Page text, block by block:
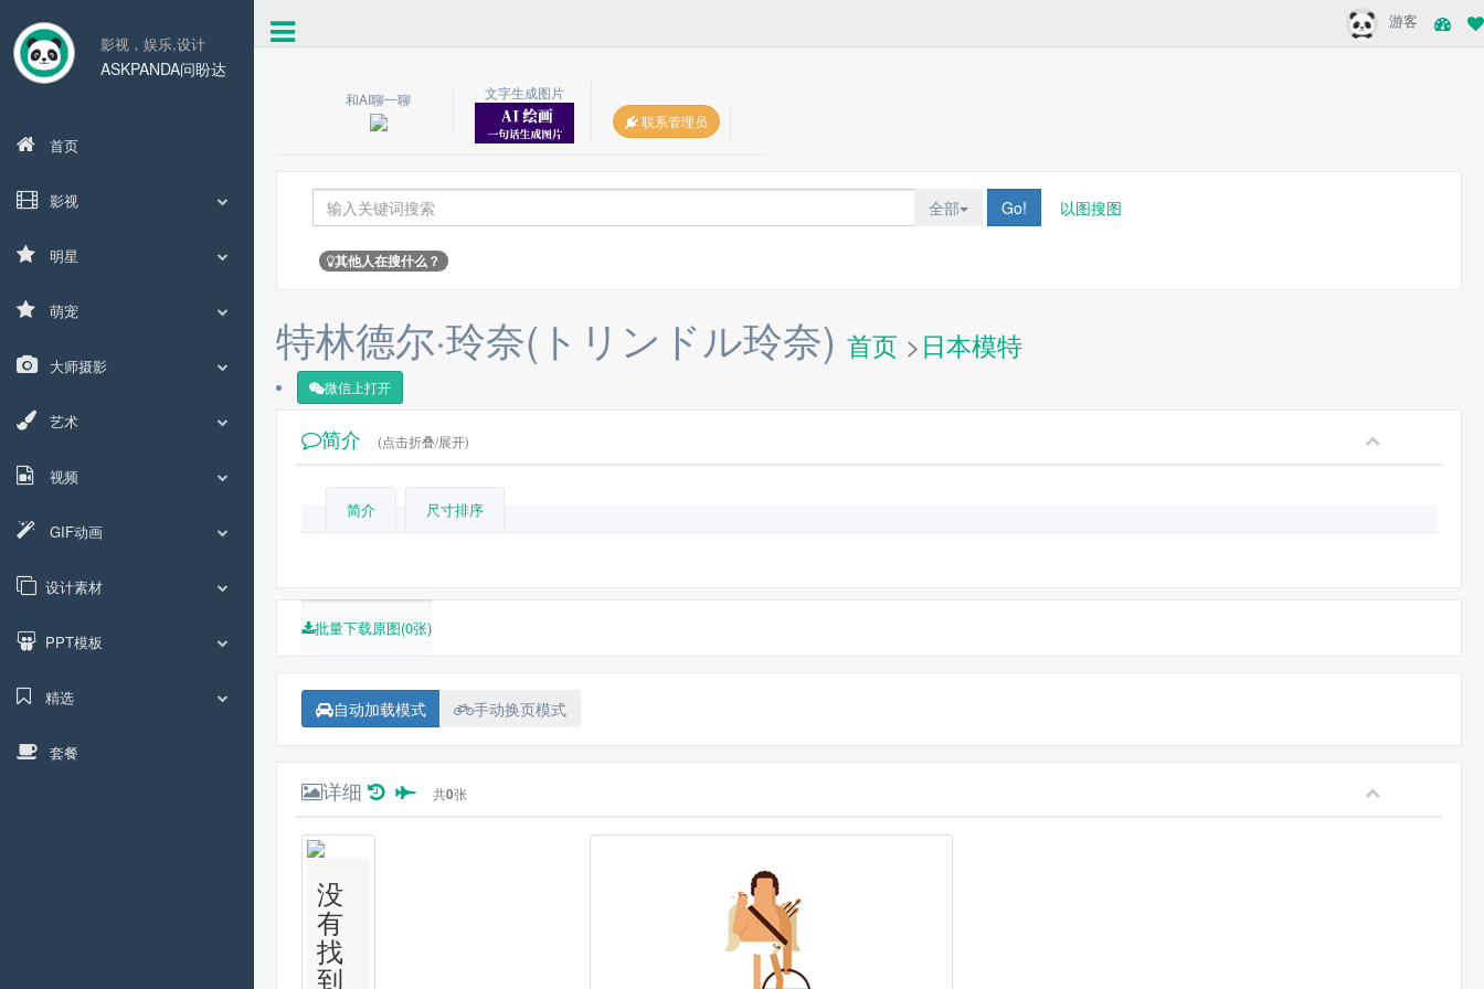
影视，娱乐,设计
ASKPANDA问盼达
首页
影视
明星
萌宠
大师摄影
艺术
视频
GIF动画
设计素材
PPT模板
精选
套餐
游客
和AI聊一聊
文字生成图片
联系管理员
全部 Go! 以图搜图
其他人在搜什么？
特林德尔·玲奈(トリンドル玲奈) 首页 >日本模特
微信上打开
简介 (点击折叠/展开)
简介 尺寸排序
批量下载原图(0张)
自动加载模式 手动换页模式
详细 共0张
没
有
找
到